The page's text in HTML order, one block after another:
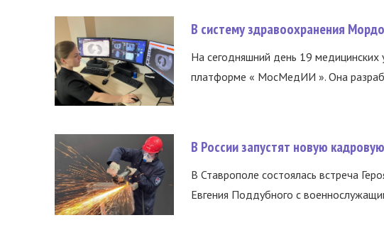
В систему здравоохранения
На сегодняшний день 19
платформе « МосМедИИ ». Она
В России запустят новую
В Ставрополе состоялась встреча
Евгения Поддубного с